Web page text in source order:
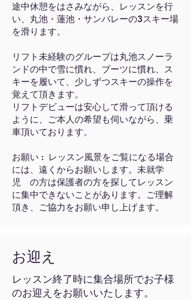
途中休憩をはさみながら、レッスンを行
い、丸池・蓮池・サンバレーの3スキー場
を滑ります。
リフト未経験のグループは丸池スノーラ
ンドの中で雪に慣れ、ブーツに慣れ、ス
キーを履いて、少しずつスキーの操作を
覚えて頂きます。
リフトデビューは安心して滑って頂ける
ように、ご本人の希望も伺いながら、乗
車頂いております。
お願い : レッスン風景をご覧になる場合
には、遠くからお願いします。未就学
児 の方は保護者の方を探してレッスン
に集中できないことがあります。ご理解
頂き、ご協力をお願い申し上げます。
お迎え
レッスン終了時に集合場所でお子様
のお迎えをお願いいたします。